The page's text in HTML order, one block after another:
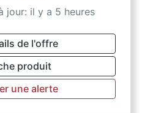
jour: il y a 5 heures
de l'offre
produit
une alerte